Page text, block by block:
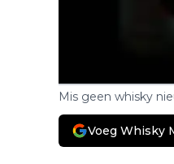
Mis geen whisky
Voeg Whisky